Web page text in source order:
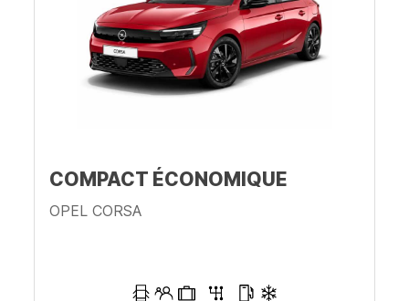
COMPACT ÉCONOMIQUE
OPEL CORSA